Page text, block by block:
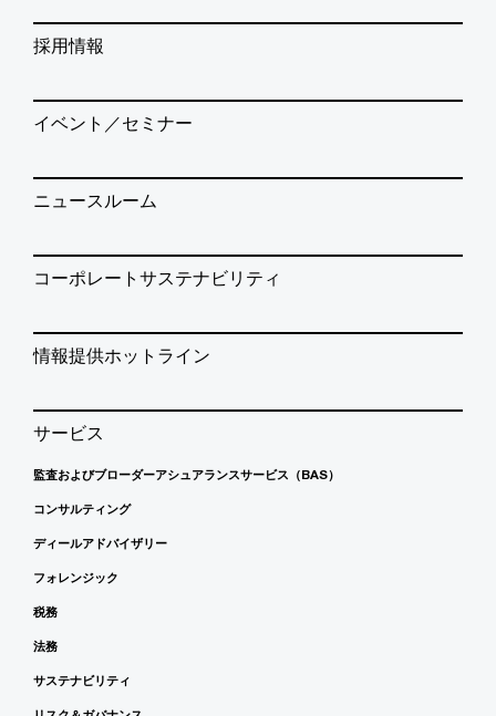
採用情報
イベント／セミナー
ニュースルーム
コーポレートサステナビリティ
情報提供ホットライン
サービス
監査およびブローダーアシュアランスサービス（BAS）
コンサルティング
ディールアドバイザリー
フォレンジック
税務
法務
サステナビリティ